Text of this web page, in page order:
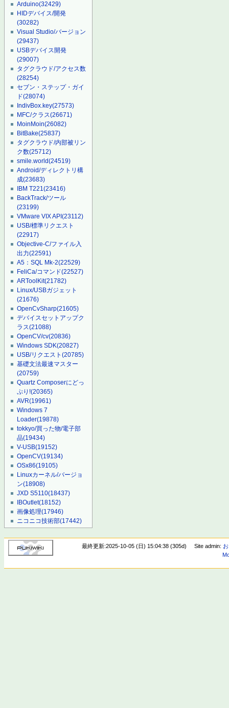
Arduino(32429)
HIDデバイス/開発
(30282)
Visual Studio/バージョン
(29437)
USBデバイス開発
(29007)
タグクラウド/アクセス数
(28254)
セブン・ステップ・ガイ
ド(28074)
IndivBox.key(27573)
MFC/クラス(26671)
MoinMoin(26082)
BitBake(25837)
タグクラウド/内部被リン
ク数(25712)
smile.world(24519)
Android/ディレクトリ構
成(23683)
IBM T221(23416)
BackTrack/ツール
(23199)
VMware VIX API(23112)
USB/標準リクエスト
(22917)
Objective-C/ファイル入
出力(22591)
A5：SQL Mk-2(22529)
FeliCa/コマンド(22527)
ARToolKit(21782)
Linux/USBガジェット
(21676)
OpenCvSharp(21605)
デバイスセットアップク
ラス(21088)
OpenCV/cv(20836)
Windows SDK(20827)
USB/リクエスト(20785)
基礎文法最速マスター
(20759)
Quartz Composerにどっ
ぷり!(20365)
AVR(19961)
Windows 7
Loader(19878)
tokkyo/買った物/電子部
品(19434)
V-USB(19152)
OpenCV(19134)
OSx86(19105)
Linuxカーネル/バージョ
ン(18908)
JXD S5110(18437)
IBOutlet(18152)
画像処理(17946)
ニコニコ技術部(17442)
最終更新:2025-10-05 (日) 15:04:38 (305d) Site admin: